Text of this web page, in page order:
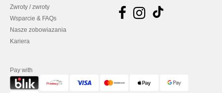
Zwroty / zwroty
Wsparcie & FAQs
Nasze zobowiazania
Kariera
Pay with